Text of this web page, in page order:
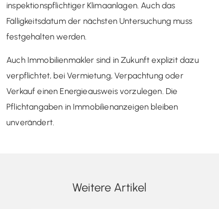
inspektionspflichtiger Klimaanlagen. Auch das
Fälligkeitsdatum der nächsten Untersuchung muss
festgehalten werden.
Auch Immobilienmakler sind in Zukunft explizit dazu
verpflichtet, bei Vermietung, Verpachtung oder
Verkauf einen Energieausweis vorzulegen. Die
Pflichtangaben in Immobilienanzeigen bleiben
unverändert.
Weitere Artikel